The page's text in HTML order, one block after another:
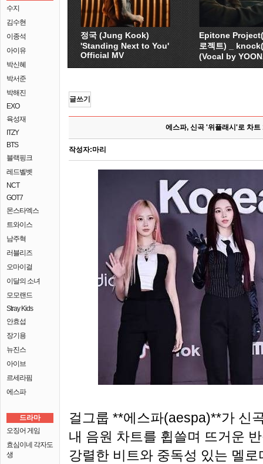
수지
김수현
이종석
아이유
박신혜
박서준
박해진
EXO
육성재
ITZY
BTS
블랙핑크
레드벨벳
NCT
GOT7
몬스타엑스
트와이스
남주혁
러블리즈
오마이걸
이달의 소녀
모모랜드
Stray Kids
안효섭
장기용
뉴진스
아이브
르세라핌
에스파
드라마
오징어 게임
효심이네 각자도
생
정국 (Jung Kook)
'Standing Next to You'
Official MV
Epitone
로젝트) _
(Vocal by
글쓰기
에스파, 신곡 '위플래시'로 차트
작성자:마리
걸그룹 **에스파(aespa)**가 신
내 음원 차트를 휩쓸며 뜨거운
강렬한 비트와 중독성 있는 멜